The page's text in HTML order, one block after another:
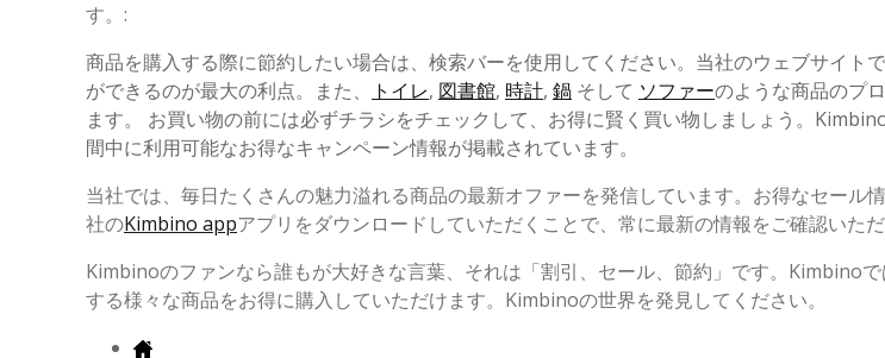
す。:
商品を購入する際に節約したい場合は、検索バーを使用してください。当社のウェブサイト
ができるのが最大の利点。また、
トイレ, 図書館, 時計, 鍋 そして ソファーのような商品のプ
ます。 お買い物の前には必ずチラシをチェックして、お得に賢く買い物しましょう。
間中に利用可能なお得なキャンペーン情報が掲載されています。
当社では、毎日たくさんの魅力溢れる商品の最新オファーを発信しています。お得なセール
社のKimbino appアプリをダウンロードしていただくことで、常に最新の情報をご確認いただ
Kimbinoのファンなら誰もが大好きな言葉、それは「割引、セール、節約」です。Kimbino
する様々な商品をお得に購入していただけます。Kimbinoの世界を発見してください。